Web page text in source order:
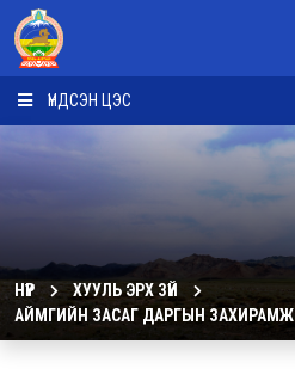
ҮНДСЭН ЦЭС
НҮҮР
ХУУЛЬ ЭРХ ЗҮЙ
АЙМГИЙН ЗАСАГ ДАРГЫН ЗАХИРАМЖ